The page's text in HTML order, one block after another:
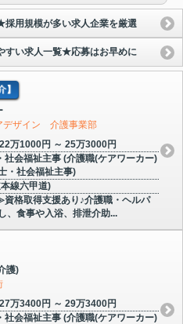
用規模が多い求人企業を厳選
すい求人一覧★応募はお早めに
デザイン 介護事業部
万1000円 ～ 25万3000円
社会福祉主事 (介護職(ケアワーカー)
・社会福祉主事)
線六甲道)
格取得支援あり♪介護職・ヘルパ
、食事や入浴、排泄介助...
護)
万3400円 ～ 29万3400円
社会福祉主事 (介護職(ケアワーカー)